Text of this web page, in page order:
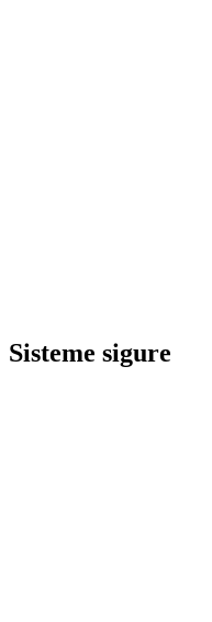
Sisteme sigure